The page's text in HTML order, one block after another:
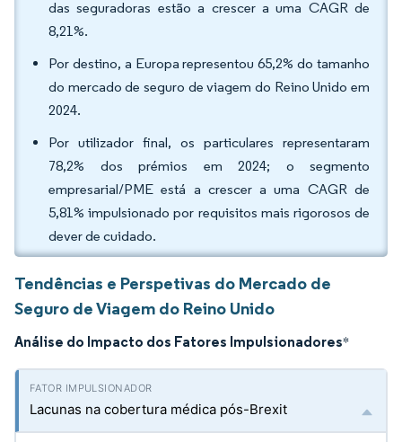
das seguradoras estão a crescer a uma CAGR de
8,21%.
Por destino, a Europa representou 65,2% do tamanho
do mercado de seguro de viagem do Reino Unido em
2024.
Por utilizador final, os particulares representaram
78,2% dos prémios em 2024; o segmento
empresarial/PME está a crescer a uma CAGR de
5,81% impulsionado por requisitos mais rigorosos de
dever de cuidado.
Tendências e Perspetivas do Mercado de
Seguro de Viagem do Reino Unido
Análise do Impacto dos Fatores Impulsionadores*
Lacunas na cobertura médica pós-Brexit